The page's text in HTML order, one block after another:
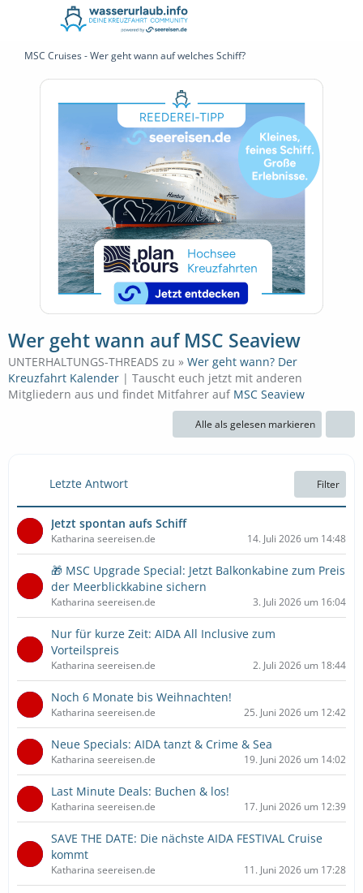
MSC Cruises - Wer geht wann auf welches Schiff?
Wer geht wann auf MSC Seaview
UNTERHALTUNGS-THREADS zu » Wer geht wann? Der
Kreuzfahrt Kalender | Tauscht euch jetzt mit anderen
Mitgliedern aus und findet Mitfahrer auf MSC Seaview
Alle als gelesen markieren
Letzte Antwort Filter
Jetzt spontan aufs Schiff
Katharina seereisen.de 14. Juli 2026 um 14:48
🎁 MSC Upgrade Special: Jetzt Balkonkabine zum Preis
der Meerblickkabine sichern
Katharina seereisen.de 3. Juli 2026 um 16:04
Nur für kurze Zeit: AIDA All Inclusive zum
Vorteilspreis
Katharina seereisen.de 2. Juli 2026 um 18:44
Noch 6 Monate bis Weihnachten!
Katharina seereisen.de 25. Juni 2026 um 12:42
Neue Specials: AIDA tanzt & Crime & Sea
Katharina seereisen.de 19. Juni 2026 um 14:02
Last Minute Deals: Buchen & los!
Katharina seereisen.de 17. Juni 2026 um 12:39
SAVE THE DATE: Die nächste AIDA FESTIVAL Cruise
kommt
Katharina seereisen.de 11. Juni 2026 um 17:28